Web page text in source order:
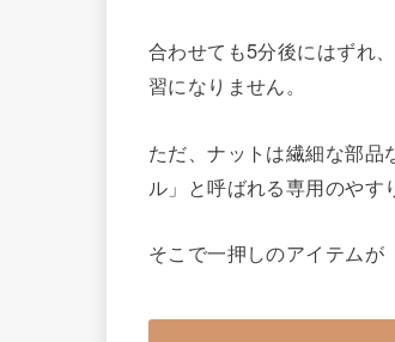
合わせても5分後にはずれ
習になりません。
ただ、ナットは繊細な部品
ル」と呼ばれる専用のやす
そこで一押しのアイテムが